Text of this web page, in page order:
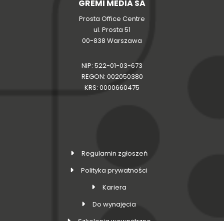
GREMI MEDIA SA
Prosta Office Centre
ul. Prosta 51
00-838 Warszawa
NIP: 522-01-03-673
REGON: 002050380
KRS: 0000660475
Regulamin zgłoszeń
Polityka prywatności
Kariera
Do wynajęcia